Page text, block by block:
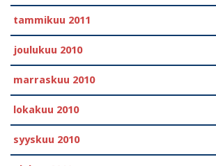
tammikuu 2011
joulukuu 2010
marraskuu 2010
lokakuu 2010
syyskuu 2010